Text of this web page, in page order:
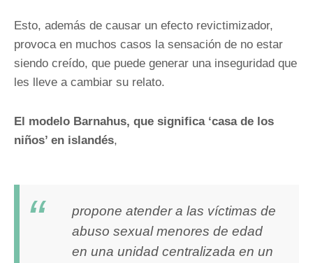
Esto, además de causar un efecto revictimizador,
provoca en muchos casos la sensación de no estar
siendo creído, que puede generar una inseguridad que
les lleve a cambiar su relato.
El modelo Barnahus, que significa ‘casa de los
niños’ en islandés,
propone atender a las víctimas de
abuso sexual menores de edad
en una unidad centralizada en un